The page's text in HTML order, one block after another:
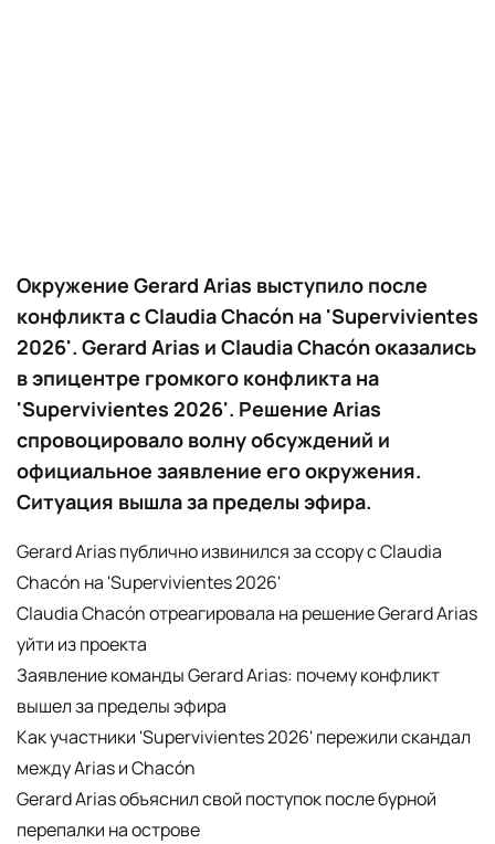
Окружение Gerard Arias выступило после
конфликта с Claudia Chacón на 'Supervivientes
2026'. Gerard Arias и Claudia Chacón оказались
в эпицентре громкого конфликта на
'Supervivientes 2026'. Решение Arias
спровоцировало волну обсуждений и
официальное заявление его окружения.
Ситуация вышла за пределы эфира.
Gerard Arias публично извинился за ссору с Claudia
Chacón на 'Supervivientes 2026'
Claudia Chacón отреагировала на решение Gerard Arias
уйти из проекта
Заявление команды Gerard Arias: почему конфликт
вышел за пределы эфира
Как участники 'Supervivientes 2026' пережили скандал
между Arias и Chacón
Gerard Arias объяснил свой поступок после бурной
перепалки на острове